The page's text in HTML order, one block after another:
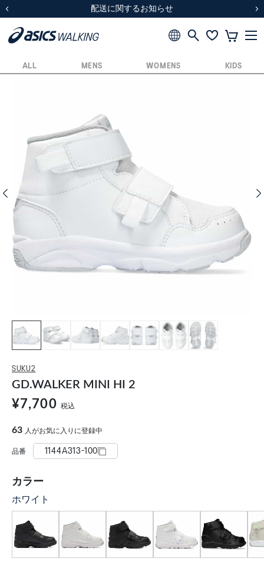
スクスク（SUKU2）価格改定のお知らせ
配送に関するお知らせ
スクスク（SUKU2）価格改定のお知らせ
配送に関するお知らせ
ALL MENS WOMENS KIDS
前の画像
SUKU2
GD.WALKER MINI HI 2
¥7,700 税込
63 人がお気に入りに登録中
品番 1144A313-100
カラー
ホワイト